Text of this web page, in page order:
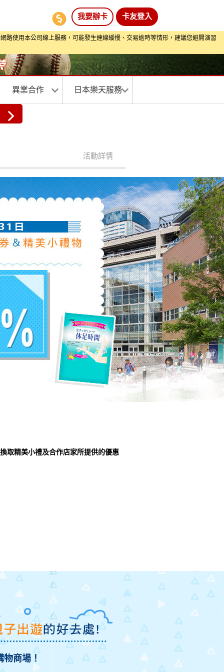
卡友登入
我要辦卡
路使用本公司線上服務，可能發生連線緩慢、交易逾時等情形，建議您避開演習
異業合作 日本樂天服務
活動詳情
取精美小禮及合作店家所提供的優惠
商場！